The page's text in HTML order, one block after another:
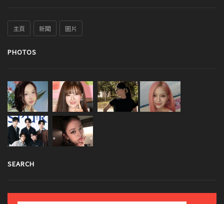
主頁 新聞 圖片
PHOTOS
SEARCH